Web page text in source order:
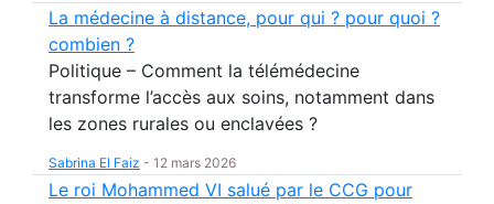
La médecine à distance, pour qui ? pour quoi ?
combien ?
Politique – Comment la télémédecine
transforme l’accès aux soins, notamment dans
les zones rurales ou enclavées ?
Sabrina El Faiz - 12 mars 2026
Le roi Mohammed VI salué par le CCG pour